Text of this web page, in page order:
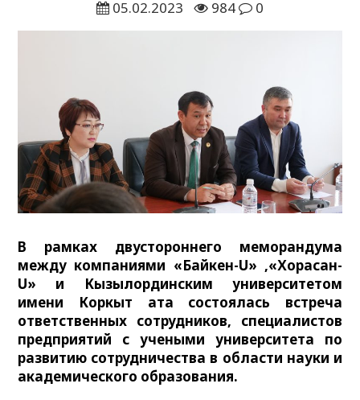
05.02.2023
984 0
В рамках двустороннего меморандума
между компаниями «Байкен-U» ,«Хорасан-
U» и Кызылординским университетом
имени Коркыт ата состоялась встреча
ответственных сотрудников, специалистов
предприятий с учеными университета по
развитию сотрудничества в области науки и
академического образования.